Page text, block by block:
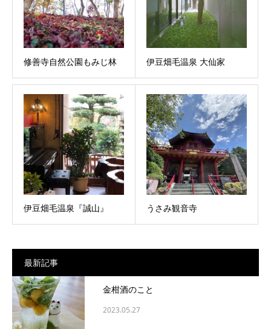
修善寺自然公園もみじ林 伊豆畑毛温泉 大仙家
伊豆畑毛温泉『誠山』 うさみ観音寺
最新記事
金柑酒のこと
2023.05.27